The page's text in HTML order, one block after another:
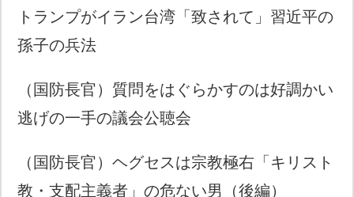
トランプがイラン台湾「致されて」習近平の
孫子の兵法
（国防長官）質問をはぐらかすのは好調かい
逃げの一手の議会公聴会
（国防長官）ヘグセスは宗教極右「キリスト
教・支配主義者」の危ない男（後編）